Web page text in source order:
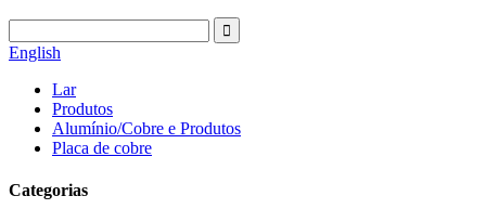
English
Lar
Produtos
Alumínio/Cobre e Produtos
Placa de cobre
Categorias